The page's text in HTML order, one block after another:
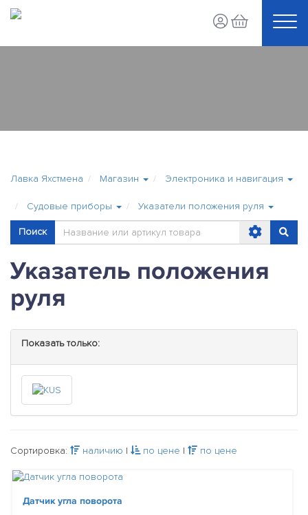
Лавка Яхстмена Магазин Электроника и навигация
Судовые приборы Указатели положения руля
Поиск
Указатель положения
руля
Показать только:
Сортировка: наличию | по цене | по цене
Датчик угла поворота